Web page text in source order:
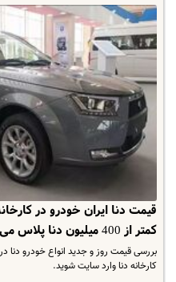
قیمت دنا ایران خودرو در
کمتر از 400 میلیون دنا پلاس می توان خرید؟
کارخانه دنا وارد سایت شوید.